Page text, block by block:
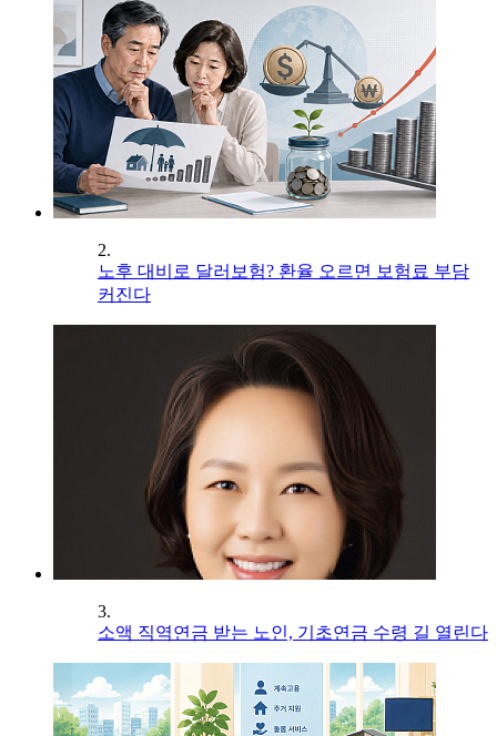
2.
노후 대비로 달러보험? 환율 오르면 보험료 부담
커진다
3.
소액 직역연금 받는 노인, 기초연금 수령 길 열린다